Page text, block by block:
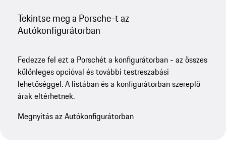
Tekintse meg a Porsche-t az
Autókonfigurátorban
Fedezze fel ezt a Porschét a konfigurátorban - az összes
különleges opcióval és további testreszabási
lehetőséggel. A listában és a konfigurátorban szereplő
árak eltérhetnek.
Megnyitás az Autókonfigurátorban